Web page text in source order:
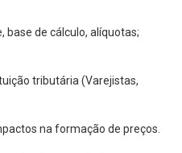
base de cálculo, alíquotas;
tributária (Varejistas,
na formação de preços.